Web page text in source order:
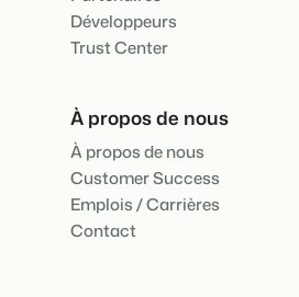
Développeurs
Trust Center
À propos de nous
À propos de nous
Customer Success
Emplois / Carrières
Contact